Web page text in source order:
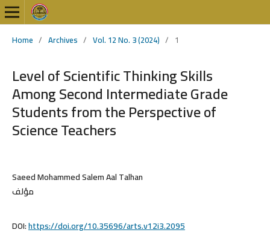
Home / Archives / Vol. 12 No. 3 (2024) / 1
Level of Scientific Thinking Skills
Among Second Intermediate Grade
Students from the Perspective of
Science Teachers
Saeed Mohammed Salem Aal Talhan
مؤلف
DOI:https://doi.org/10.35696/arts.v12i3.2095